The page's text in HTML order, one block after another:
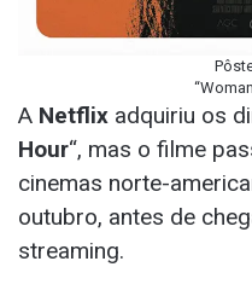
A Netflix adquiriu os
Hour“, mas o filme
cinemas norte-
outubro, antes de
streaming.